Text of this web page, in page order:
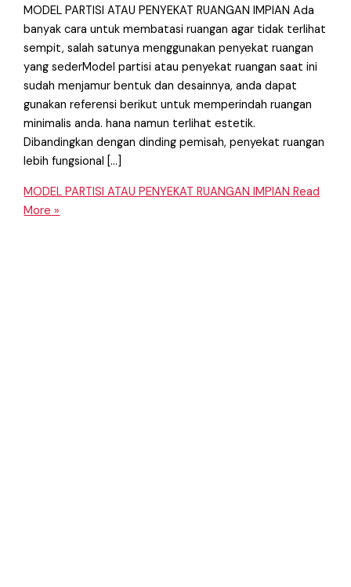
MODEL PARTISI ATAU PENYEKAT RUANGAN IMPIAN Ada
banyak cara untuk membatasi ruangan agar tidak terlihat
sempit, salah satunya menggunakan penyekat ruangan
yang sederModel partisi atau penyekat ruangan saat ini
sudah menjamur bentuk dan desainnya, anda dapat
gunakan referensi berikut untuk memperindah ruangan
minimalis anda. hana namun terlihat estetik.
Dibandingkan dengan dinding pemisah, penyekat ruangan
lebih fungsional […]
MODEL PARTISI ATAU PENYEKAT RUANGAN IMPIAN Read
More »